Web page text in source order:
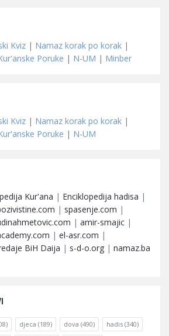
Kviz | Namaz korak po korak |
Poruke | N-UM | Minber
Kviz | Namaz korak po korak |
Poruke | N-UM
Kur'ana | Enciklopedija hadisa |
| spasenje.com |
| amir-smajic |
| el-asr.com |
BiH Daija | s-d-o.org | namaz.ba
djeca (189) dova (490) hadis (340)